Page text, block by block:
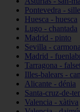
Pontevedra -
Huesca - huesca
Lugo - chantada
Madrid - pinto
Sevilla - carmona
Madrid -
Tarragona -
Illes-balears -
Alicante - dénia
Santa-cruz-de-
Valencia - xàtiva